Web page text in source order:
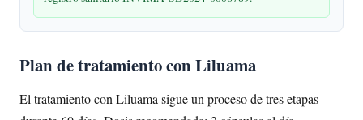
Plan de tratamiento con Liluama
El tratamiento con Liluama sigue un proceso de tres etapas